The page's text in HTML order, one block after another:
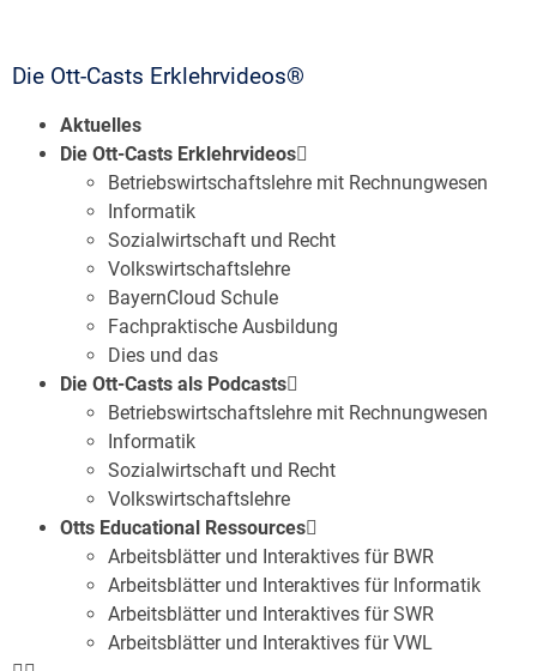
Die Ott-Casts Erklehrvideos®
Aktuelles
Die Ott-Casts Erklehrvideos
Betriebswirtschaftslehre mit Rechnungwesen
Informatik
Sozialwirtschaft und Recht
Volkswirtschaftslehre
BayernCloud Schule
Fachpraktische Ausbildung
Dies und das
Die Ott-Casts als Podcasts
Betriebswirtschaftslehre mit Rechnungwesen
Informatik
Sozialwirtschaft und Recht
Volkswirtschaftslehre
Otts Educational Ressources
Arbeitsblätter und Interaktives für BWR
Arbeitsblätter und Interaktives für Informatik
Arbeitsblätter und Interaktives für SWR
Arbeitsblätter und Interaktives für VWL